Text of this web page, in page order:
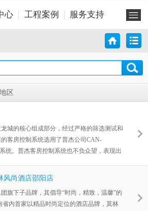
心 工程案例 服务支持
区
城的核心组成部分，经过严格的筛选测试和
客房控制系统选用了普杰公司CAN-
统。普杰客房控制系统也不负众望，表现出
付管理公司使用。
风尚酒店邵阳店
旗下子品牌，其倡导“时尚，精致，温馨”的
内首家以精品时尚定位的酒店品牌，莫林